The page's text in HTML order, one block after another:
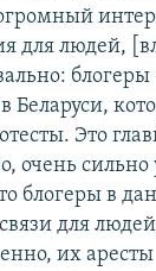
для людей,
блогеры
Беларуси,
Это
очень
блогеры в
связи для
их аресты